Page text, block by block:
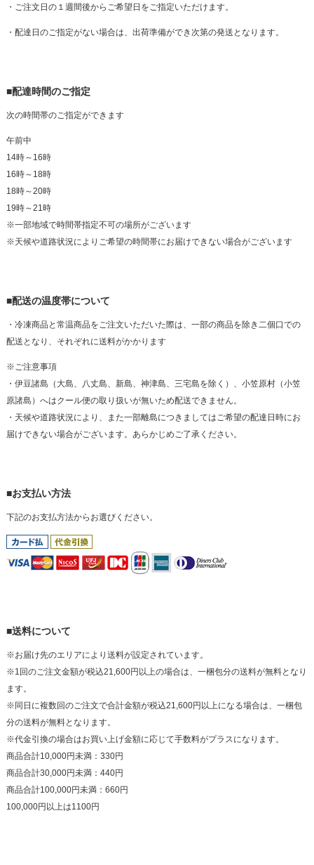
・ご注文日の１週間後からご希望日をご指定いただけます。
・配達日のご指定がない場合は、出荷準備ができ次第の発送となります。
■配達時間のご指定
次の時間帯のご指定ができます
午前中
14時～16時
16時～18時
18時～20時
19時～21時
※一部地域で時間帯指定不可の場所がございます
※天候や道路状況によりご希望の時間帯にお届けできない場合がございます
■配送の温度帯について
・冷凍商品と常温商品をご注文いただいた際は、一部の商品を除き二個口での
配送となり、それぞれに送料がかかります
※ご注意事項
・伊豆諸島（大島、八丈島、新島、神津島、三宅島を除く）、小笠原村（小笠
原諸島）へはクール便の取り扱いが無いため配送できません。
・天候や道路状況により、また一部離島につきましてはご希望の配達日時にお
届けできない場合がございます。あらかじめご了承ください。
■お支払い方法
下記のお支払方法からお選びください。
■送料について
※お届け先のエリアにより送料が設定されています。
※1回のご注文金額が税込21,600円以上の場合は、一梱包分の送料が無料となり
ます。
※同日に複数回のご注文で合計金額が税込21,600円以上になる場合は、一梱包
分の送料が無料となります。
※代金引換の場合はお買い上げ金額に応じて手数料がプラスになります。
商品合計10,000円未満：330円
商品合計30,000円未満：440円
商品合計100,000円未満：660円
100,000円以上は1100円